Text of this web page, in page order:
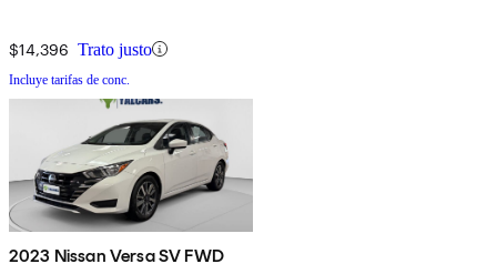
$14,396 Trato justo
Incluye tarifas de conc.
2023 Nissan Versa SV FWD